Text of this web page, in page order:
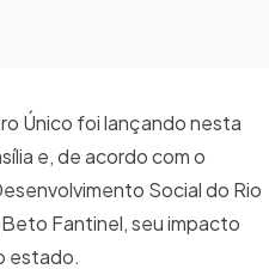
Único foi lançando nesta
e, de acordo com o
Social do Rio
Fantinel, seu impacto
estado.